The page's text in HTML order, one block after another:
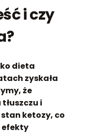
i czy
dieta
zyskała
że
i
ketozy, co
efekty